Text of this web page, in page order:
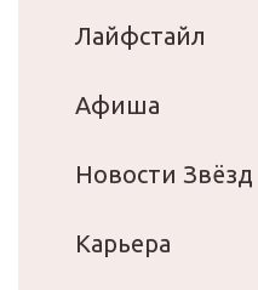
Лайфстайл
Афиша
Новости Звёзд
Карьера